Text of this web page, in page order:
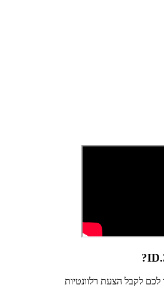
?
לכם לקבל הצעת רלוונטיות